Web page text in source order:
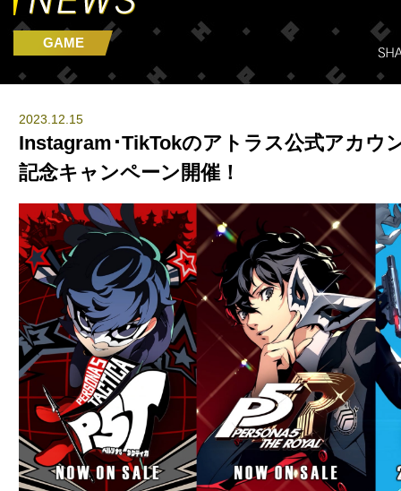
GAME
2023.12.15
Instagram･TikTokのアトラス公式アカウ
記念キャンペーン開催！